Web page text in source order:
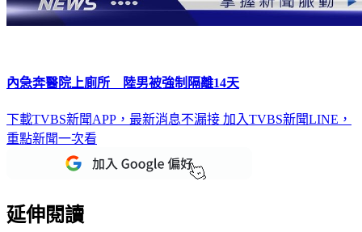
內急奔醫院上廁所 陸男被強制隔離14天
下載TVBS新聞APP，最新消息不漏接 加入TVBS新聞LINE，
重點新聞一次看
延伸閱讀